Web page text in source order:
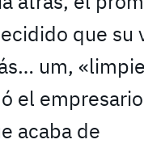
que su
um,
el empresario
acaba de